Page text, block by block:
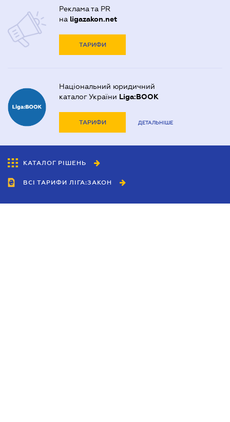
Реклама та PR
на ligazakon.net
ТАРИФИ
Національний юридичний
каталог України Liga:BOOK
ТАРИФИ ДЕТАЛЬНІШЕ
КАТАЛОГ РІШЕНЬ
ВСІ ТАРИФИ ЛІГА:ЗАКОН